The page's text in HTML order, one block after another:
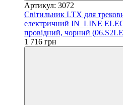
Артикул: 3072
Світильник LTX для
електричний IN_LINE
провідний, чорний
1 716 грн